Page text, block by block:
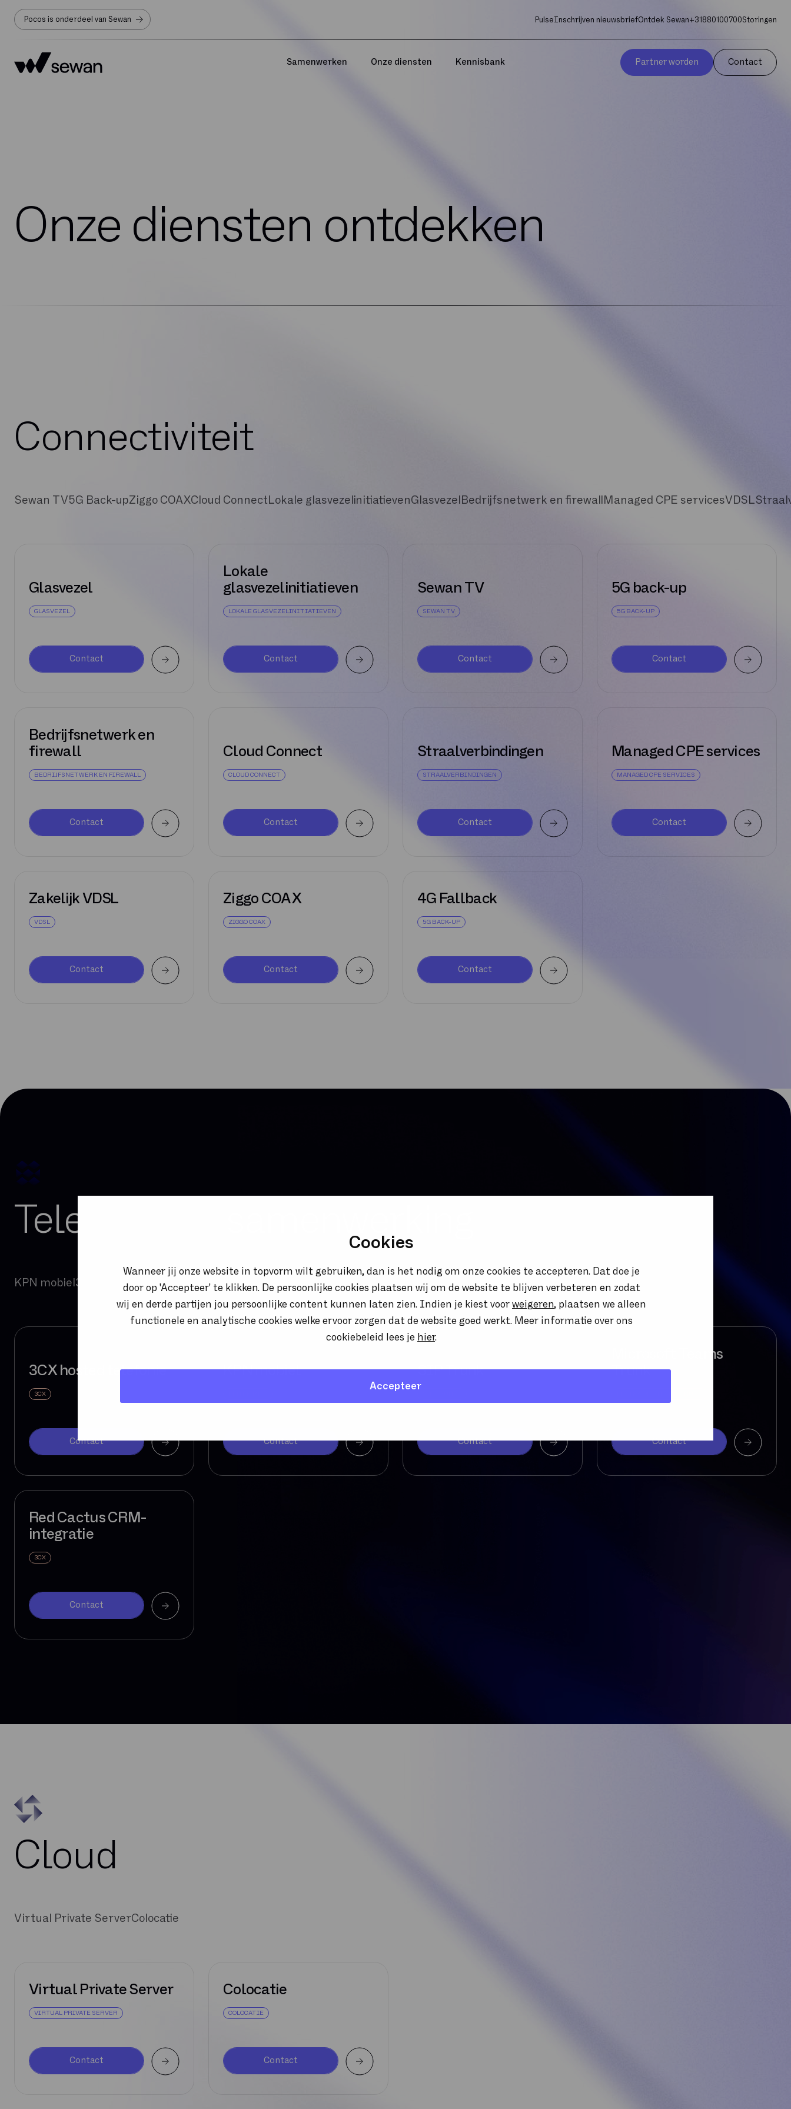
Cookies
Wanneer jij onze website in topvorm wilt gebruiken, dan is het nodig om onze cookies te accepteren. Dat doe je
door op 'Accepteer' te klikken. De persoonlijke cookies plaatsen wij om de website te blijven verbeteren en zodat
wij en derde partijen jou persoonlijke content kunnen laten zien. Indien je kiest voor weigeren, plaatsen we alleen
functionele en analytische cookies welke ervoor zorgen dat de website goed werkt. Meer informatie over ons
cookiebeleid lees je hier.
Accepteer
Pocos is onderdeel van Sewan PulseInschrijven nieuwsbriefOntdek Sewan+31880100700Storingen
Samenwerken Onze diensten Kennisbank Partner worden Contact
Onze diensten ontdekken
Connectiviteit
Sewan TV5G Back-upZiggo COAXCloud Connect Lokale glasvezelinitiatievenGlasvezel Bedrijfsnetwerk en firewall Managed CPE servicesVDSL
Glasvezel
GLASVEZEL
Contact
Lokale
glasvezelinitiatieven
LOKALE GLASVEZELINITIATIEVEN
Contact
Sewan TV
SEWAN TV
Contact
5G back-up
5G BACK-UP
Contact
Bedrijfsnetwerk en
firewall
BEDRIJFSNETWERK EN FIREWALL
Contact
Cloud Connect
CLOUD CONNECT
Contact
Straalverbindingen
STRAALVERBINDINGEN
Contact
Managed CPE services
MANAGED CPE SERVICES
Contact
Zakelijk VDSL
VDSL
Contact
Ziggo COAX
ZIGGO COAX
Contact
4G Fallback
5G BACK-UP
Contact
Telefonie en samenwerking
KPN mobiel 3CX XelionMicrosoft Teams TrunkMobileNL SIP TrunksVast Mobiel IntegratieMicrosoft 365
3CX hosted telefonie
3CX
Contact
KPN mobiel
Contact
SIP Trunk
Contact
Microsoft Teams
Trunk
Contact
Red Cactus CRM-
integratie
3CX
Contact
Cloud
Virtual Private ServerColocatie
Virtual Private Server
VIRTUAL PRIVATE SERVER
Contact
Colocatie
COLOCATIE
Contact